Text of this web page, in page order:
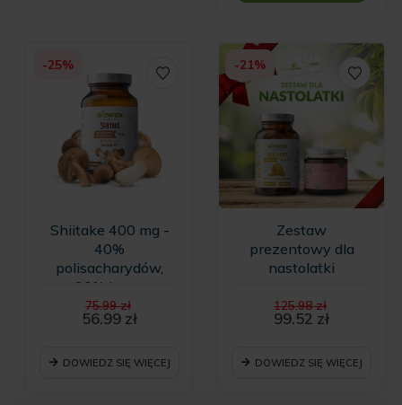
-25%
Shiitake 400 mg -
40%
polisacharydów,
30% beta-
glukanów -
kapsułki Biowen -
75.99zł
cena
56.99 zł
wynosi:
DOWIEDZ SIĘ WIĘCEJ
-21%
Zestaw
prezentowy dla
nastolatki
125.98zł
cena
99.52 zł
wynosi:
DOWIEDZ SIĘ WIĘCEJ